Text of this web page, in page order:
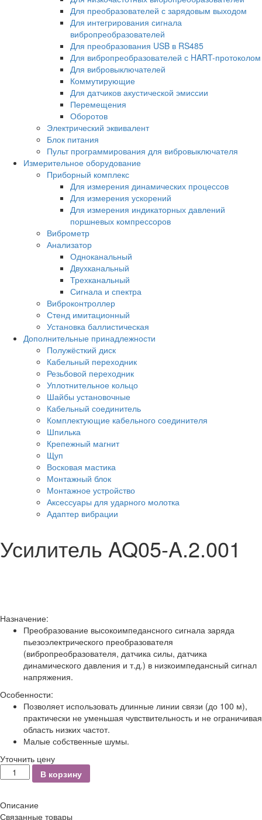
Для преобразователей с зарядовым выходом
Для интегрирования сигнала
вибропреобразователей
Для преобразования USB в RS485
Для вибропреобразователей с HART-протоколом
Для вибровыключателей
Коммутирующие
Для датчиков акустической эмиссии
Перемещения
Оборотов
Электрический эквивалент
Блок питания
Пульт программирования для вибровыключателя
Измерительное оборудование
Приборный комплекс
Для измерения динамических процессов
Для измерения ускорений
Для измерения индикаторных давлений
поршневых компрессоров
Виброметр
Анализатор
Одноканальный
Двухканальный
Трехканальный
Сигнала и спектра
Виброконтроллер
Стенд имитационный
Установка баллистическая
Дополнительные принадлежности
Полужёсткий диск
Кабельный переходник
Резьбовой переходник
Уплотнительное кольцо
Шайбы установочные
Кабельный соединитель
Комплектующие кабельного соединителя
Шпилька
Крепежный магнит
Щуп
Восковая мастика
Монтажный блок
Монтажное устройство
Аксессуары для ударного молотка
Адаптер вибрации
Усилитель AQ05-A.2.001
Назначение:
Преобразование высокоимпедансного сигнала заряда
пьезоэлектрического преобразователя
(вибропреобразователя, датчика силы, датчика
динамического давления и т.д.) в низкоимпедансный сигнал
напряжения.
Особенности:
Позволяет использовать длинные линии связи (до 100 м),
практически не уменьшая чувствительность и не ограничивая
область низких частот.
Малые собственные шумы.
Уточнить цену
КоличествоВ корзину
Описание
Связанные товары